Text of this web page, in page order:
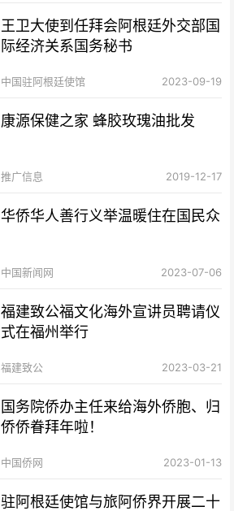
王卫大使到任拜会阿根廷外交部国
际经济关系国务秘书
中国驻阿根廷使馆 2023-09-19
康源保健之家 蜂胶玫瑰油批发
推广信息 2019-12-17
华侨华人善行义举温暖住在国民众
中国新闻网 2023-07-06
福建致公福文化海外宣讲员聘请仪
式在福州举行
福建致公 2023-03-21
国务院侨办主任来给海外侨胞、归
侨侨眷拜年啦！
中国侨网 2023-01-13
驻阿根廷使馆与旅阿侨界开展二十